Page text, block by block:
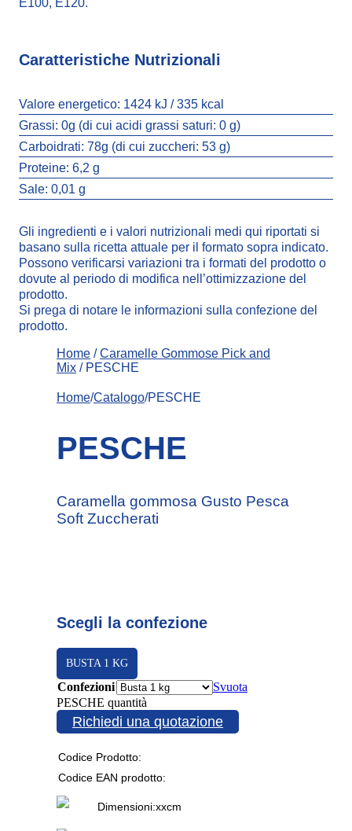
E100, E120.
Caratteristiche Nutrizionali
Valore energetico: 1424 kJ / 335 kcal
Grassi: 0g (di cui acidi grassi saturi: 0 g)
Carboidrati: 78g (di cui zuccheri: 53 g)
Proteine: 6,2 g
Sale: 0,01 g
Gli ingredienti e i valori nutrizionali medi qui riportati si
basano sulla ricetta attuale per il formato sopra indicato.
Possono verificarsi variazioni tra i formati del prodotto o
dovute al periodo di modifica nell’ottimizzazione del
prodotto.
Si prega di notare le informazioni sulla confezione del
prodotto.
Home /Caramelle Gommose Pick and
Mix / PESCHE
Home/Catalogo/PESCHE
PESCHE
Caramella gommosa Gusto Pesca
Soft Zuccherati
Scegli la confezione
BUSTA 1 KG
Confezioni
Svuota
PESCHE quantità
Richiedi una quotazione
Codice Prodotto:
Codice EAN prodotto:
Dimensioni:xxcm